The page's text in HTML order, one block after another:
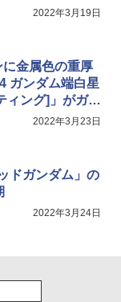
ーのパーツで再
2022年3月19日
金属色の重厚
ガンダム端白星
ィング]」がガン
2022年3月23日
ドガンダム」の
2022年3月24日